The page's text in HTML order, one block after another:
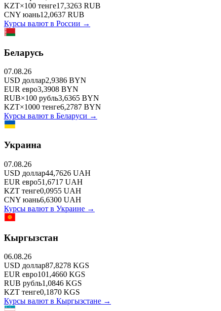
KZT×100 тенге17,3263 RUB
CNY юань12,0637 RUB
Курсы валют в России →
Беларусь
07.08.26
USD доллар2,9386 BYN
EUR евро3,3908 BYN
RUB×100 рубль3,6365 BYN
KZT×1000 тенге6,2787 BYN
Курсы валют в Беларуси →
Украина
07.08.26
USD доллар44,7626 UAH
EUR евро51,6717 UAH
KZT тенге0,0955 UAH
CNY юань6,6300 UAH
Курсы валют в Украине →
Кыргызстан
06.08.26
USD доллар87,8278 KGS
EUR евро101,4660 KGS
RUB рубль1,0846 KGS
KZT тенге0,1870 KGS
Курсы валют в Кыргызстане →